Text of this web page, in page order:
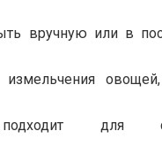
вручную или в
измельчения
для